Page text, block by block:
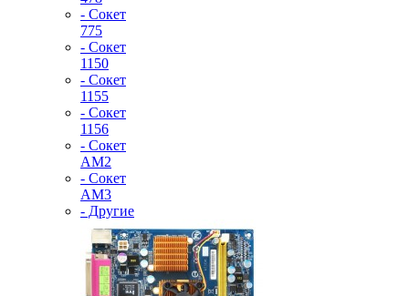
- Сокет
775
- Сокет
1150
- Сокет
1155
- Сокет
1156
- Сокет
AM2
- Сокет
AM3
- Другие